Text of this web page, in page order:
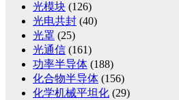
光模块 (126)
光电共封 (40)
光罩 (25)
光通信 (161)
功率半导体 (188)
化合物半导体 (156)
化学机械平坦化 (29)